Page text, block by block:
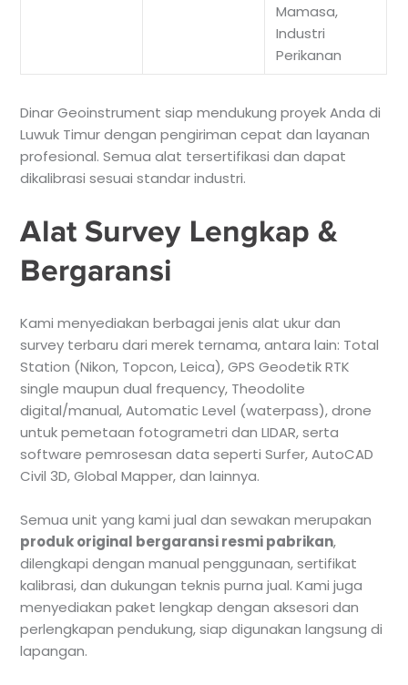
Mamasa,
Industri
Perikanan
Dinar Geoinstrument siap mendukung proyek Anda di
Luwuk Timur dengan pengiriman cepat dan layanan
profesional. Semua alat tersertifikasi dan dapat
dikalibrasi sesuai standar industri.
Alat Survey Lengkap &
Bergaransi
Kami menyediakan berbagai jenis alat ukur dan
survey terbaru dari merek ternama, antara lain: Total
Station (Nikon, Topcon, Leica), GPS Geodetik RTK
single maupun dual frequency, Theodolite
digital/manual, Automatic Level (waterpass), drone
untuk pemetaan fotogrametri dan LIDAR, serta
software pemrosesan data seperti Surfer, AutoCAD
Civil 3D, Global Mapper, dan lainnya.
Semua unit yang kami jual dan sewakan merupakan
produk original bergaransi resmi pabrikan,
dilengkapi dengan manual penggunaan, sertifikat
kalibrasi, dan dukungan teknis purna jual. Kami juga
menyediakan paket lengkap dengan aksesori dan
perlengkapan pendukung, siap digunakan langsung di
lapangan.